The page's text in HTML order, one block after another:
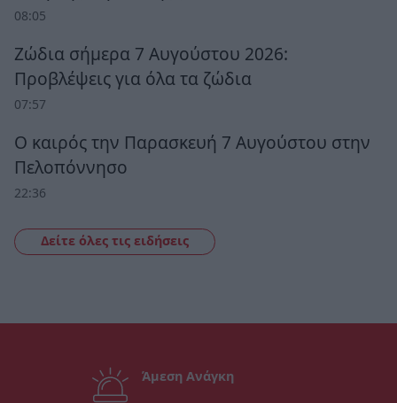
08:05
Ζώδια σήμερα 7 Αυγούστου 2026:
Προβλέψεις για όλα τα ζώδια
07:57
Ο καιρός την Παρασκευή 7 Αυγούστου στην
Πελοπόννησο
22:36
Δείτε όλες τις ειδήσεις
Άμεση Ανάγκη